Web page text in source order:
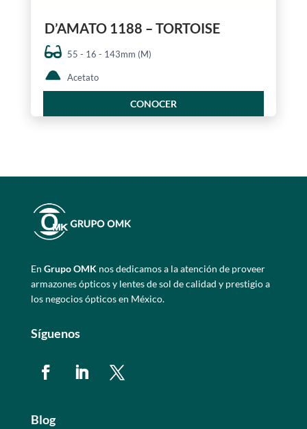
D’AMATO 1188 – TORTOISE
55 - 16 - 143mm (M)
Acetato
CONOCER
En Grupo OMKnos dedicamos a la atención de proveer
armazones ópticos y lentes de sol de calidad y prestigio a
los negocios ópticos en México.
Síguenos
Blog